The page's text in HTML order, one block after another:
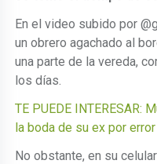
En el video subido por
un obrero agachado al
una parte de la vereda,
los días.
TE PUEDE INTERESAR:
la boda de su ex por
No obstante, en su